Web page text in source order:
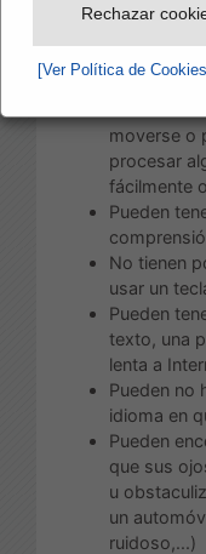
Rechazar
[Ver Política de
diseño de
contextos muy
moverse o
procesar
fácilmente
Pueden
No tienen
usar un
Pueden
texto, una
lenta a
Pueden no
idioma en
Pueden
que sus
u
un
ruidoso,...)